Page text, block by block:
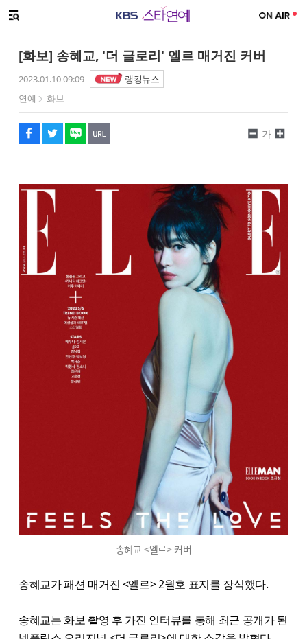
메뉴 열기
[화보] 송혜교, '더 글로리' 엘르 매거진 커버
2023.01.10 09:09
랭킹뉴스
연예
화보
페이스북
트위터
네이버
URL복사
글씨 작게보기
가
글씨 크게보기
송혜교 <엘르> 커버
송혜교가 패션 매거진 <엘르> 2월호 표지를 장식했다.
송혜교는 화보 촬영 후 가진 인터뷰를 통해 최근 공개가 된
해시태그